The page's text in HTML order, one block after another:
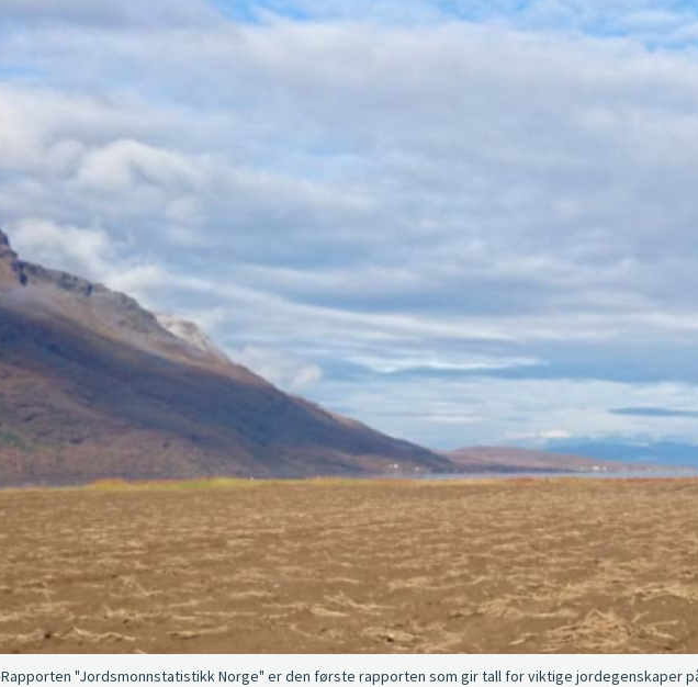
Rapporten "Jordsmonnstatistikk Norge" er den første rapporten som gir tall for viktige jordegenskaper